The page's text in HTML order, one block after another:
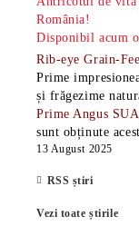
România!
Disponibil acum
Rib-eye Grain-
Prime
și frăgezime
Prime Angus SUA
sunt obținute
13 August 2025
RSS știri
Vezi toate știrile